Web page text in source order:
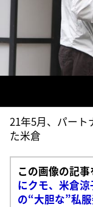
21年5月、パート
た米倉
この画像の記事
にクモ、米倉
の“大胆な”私